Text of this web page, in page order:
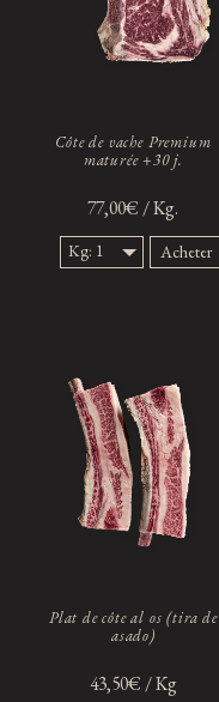
Côte de vache Premium
maturée +30 j.
77,00€ / Kg.
Kg: 1
Kg.
Acheter
Plat de côte al os (tira de
asado)
43,50€ / Kg